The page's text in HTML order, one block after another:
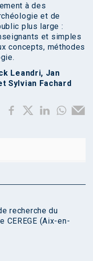
à des
et de
plus large :
et simples
concepts, méthodes
Leandri, Jan
Sylvian Fachard
recherche du
CEREGE (Aix-en-